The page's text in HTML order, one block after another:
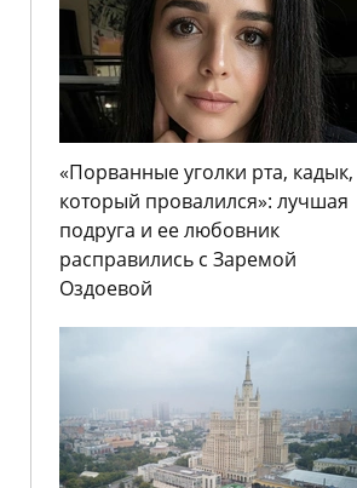
«Порванные уголки рта, кадык,
который провалился»: лучшая
подруга и ее любовник
расправились с Заремой
Оздоевой